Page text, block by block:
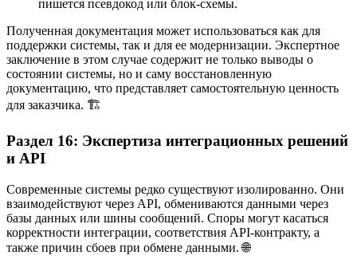
пишется псевдокод или блок-схемы.
Полученная документация может использоваться как для
поддержки системы, так и для ее модернизации. Экспертное
заключение в этом случае содержит не только выводы о
состоянии системы, но и саму восстановленную
документацию, что представляет самостоятельную ценность
для заказчика. 🏗️
Раздел 16: Экспертиза интеграционных решений
и API
Современные системы редко существуют изолированно. Они
взаимодействуют через API, обмениваются данными через
базы данных или шины сообщений. Споры могут касаться
корректности интеграции, соответствия API-контракту, а
также причин сбоев при обмене данными. 🌐